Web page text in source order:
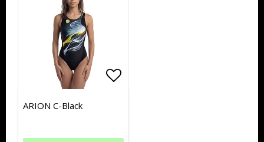
ARION C-Black